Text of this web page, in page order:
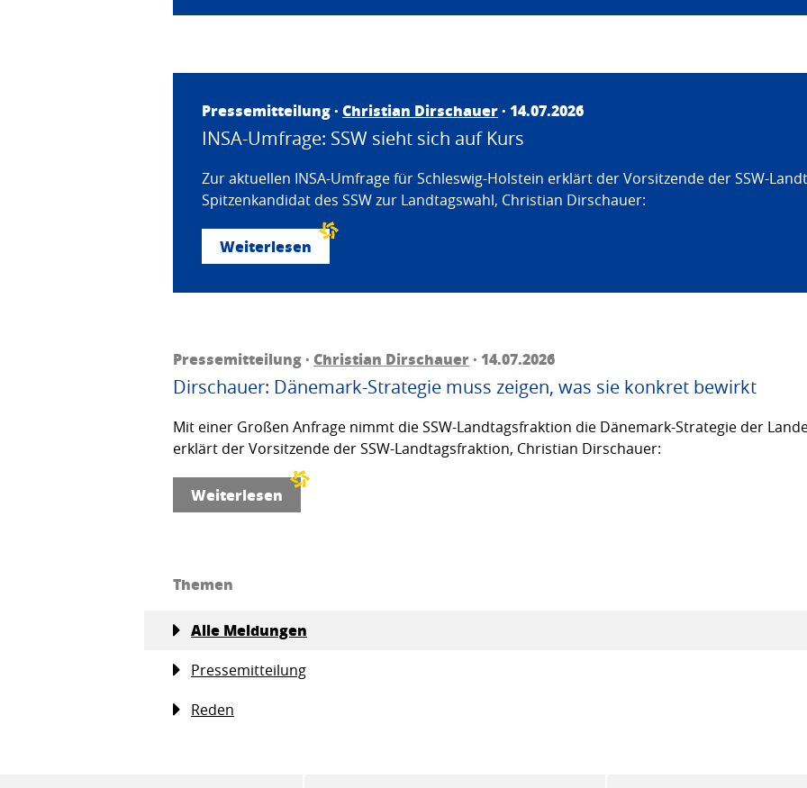
Pressemitteilung · Christian Dirschauer· 14.07.2026
INSA-Umfrage: SSW sieht sich auf Kurs
Zur aktuellen INSA-Umfrage für Schleswig-Holstein erklärt der Vorsitzende der SSW-
Spitzenkandidat des SSW zur Landtagswahl, Christian Dirschauer:
Weiterlesen
Pressemitteilung · Christian Dirschauer· 14.07.2026
Dirschauer: Dänemark-Strategie muss zeigen, was sie konkret bewirkt
Mit einer Großen Anfrage nimmt die SSW-Landtagsfraktion die Dänemark-Strategie der
erklärt der Vorsitzende der SSW-Landtagsfraktion, Christian Dirschauer:
Weiterlesen
Themen
Alle Meldungen
Pressemitteilung
Reden